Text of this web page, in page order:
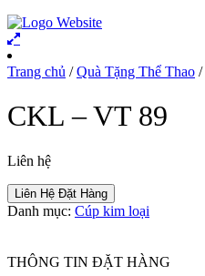
Trang chủ /Quà Tặng Thể Thao /
CKL – VT 89
Liên hệ
Liên Hệ Đặt Hàng
Danh mục: Cúp kim loại
THÔNG TIN ĐẶT HÀNG